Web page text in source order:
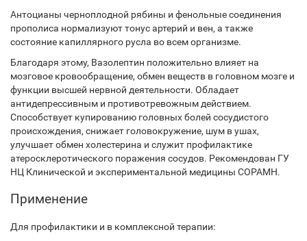
Антоцианы черноплодной рябины и фенольные соединения
прополиса нормализуют тонус артерий и вен, а также
состояние капиллярного русла во всем организме.
Благодаря этому, Вазолептин положительно влияет на
мозговое кровообращение, обмен веществ в головном мозге и
функции высшей нервной деятельности. Обладает
антидепрессивным и противотревожным действием.
Способствует купированию головных болей сосудистого
происхождения, снижает головокружение, шум в ушах,
улучшает обмен холестерина и служит профилактике
атеросклеротического поражения сосудов. Рекомендован ГУ
НЦ Клинической и экспериментальной медицины СОРАМН.
Применение
Для профилактики и в комплексной терапии: